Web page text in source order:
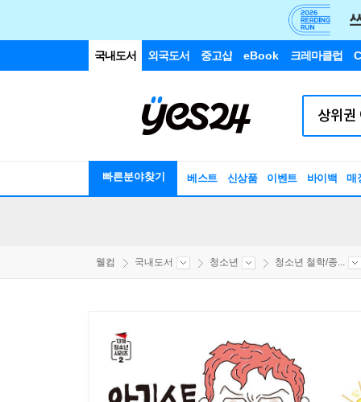
국내도서 외국도서 중고샵 eBook 크레마클럽
빠른분야찾기 베스트 신상품 이벤트 바이백 매
웰컴 국내도서 청소년 청소년 철학/종...